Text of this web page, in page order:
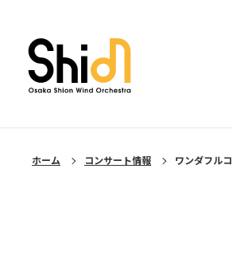
ホーム コンサート情報 ワンダフル